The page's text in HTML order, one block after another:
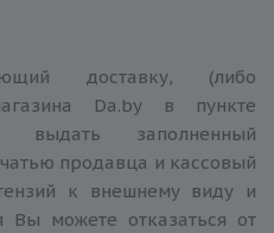
доставку, (либо
Da.by в пункте
выдать заполненный
продавца и кассовый
к внешнему виду и
Вы можете отказаться от